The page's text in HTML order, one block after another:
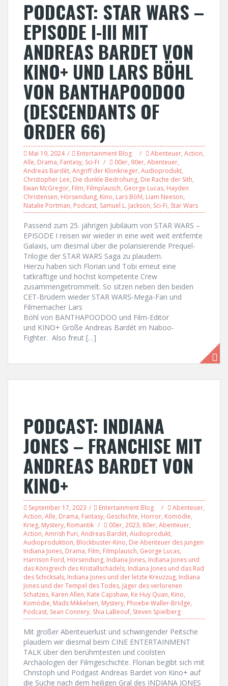
PODCAST: STAR WARS –
EPISODE I-III MIT
ANDREAS BARDET VON
KINO+ UND LARS BÖHL
VON BANTHAPOODOO
(DESCENDANTS OF
ORDER 66)
Mai 19, 2024 Entertainment Blog Abenteuer, Action,
Alle, Drama, Fantasy, Sci-Fi 00er, 90er, Abenteuer,
Andreas Bardét, Angriff der Klonkrieger, Audioprodukt,
Christopher Lee, Die dunkle Bedrohung, Die Rache der Sith,
Ewan McGregor, Film, Filmplausch, George Lucas, Hayden
Christensen, Hörsendung, Kino, Lars Böhl, Liam Neeson,
Natalie Portman, Podcast, Samuel L. Jackson, Sci-Fi, Star Wars
Passend zum 25. jährigen Jubiläum von STAR WARS –
EPISODE I reisen wir wieder in eine weit weit entfernte
Galaxis, um diesmal über die polarisierende Prequel-
Trilogie der STAR WARS Saga zu plaudern.
Hierzu haben sich Florian und Tobi erneut eine
tatkräftige und höchst kompetente Crew
zusammengetrommelt. So sitzen neben den beiden
CET-Brüdern wieder STAR WARS-Mega-Fan und
Filmemacher Lars
Böhl von BANTHAPOODOO und Film-Editor
und KINO+ Größe Andreas Bardét im Naboo-
Fighter. Also freut […]
PODCAST: INDIANA
JONES – FRANCHISE MIT
ANDREAS BARDET VON
KINO+
September 17, 2023 Entertainment Blog Abenteuer,
Action, Alle, Drama, Fantasy, Geschichte, Horror, Komödie,
Krieg, Mystery, Romantik 00er, 2023, 80er, Abenteuer,
Action, Amrish Puri, Andreas Bardét, Audioprodukt,
Audioproduktion, Blockbuster-Kino, Die Abenteuer des jungen
Indiana Jones, Drama, Film, Filmplausch, George Lucas,
Harrison Ford, Hörsendung, Indiana Jones, Indiana Jones und
das Königreich des Kristallschädels, Indiana Jones und das Rad
des Schicksals, Indiana Jones und der letzte Kreuzzug, Indiana
Jones und der Tempel des Todes, Jäger des verlorenen
Schatzes, Karen Allen, Kate Capshaw, Ke Huy Quan, Kino,
Komödie, Mads Mikkelsen, Mystery, Phoebe Waller-Bridge,
Podcast, Sean Connery, Shia LaBeouf, Steven Spielberg
Mit großer Abenteuerlust und schwingender Peitsche
plaudern wir diesmal beim CINE ENTERTAINMENT
TALK über den berühmtesten und coolsten
Archäologen der Filmgeschichte. Florian begibt sich mit
Christoph und Podgast Andreas Bardet von Kino+ auf
die Suche nach dem heiligen Gral des INDIANA JONES